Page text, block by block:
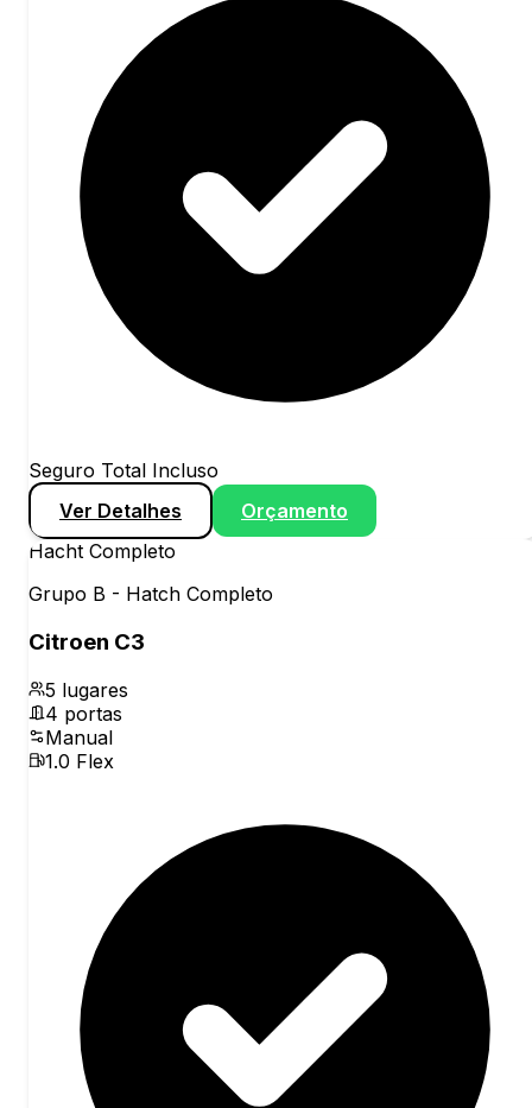
Seguro Total Incluso
Ver Detalhes
Orçamento
Hacht Completo
Grupo B - Hatch Completo
Citroen C3
5 lugares
4 portas
Manual
1.0 Flex